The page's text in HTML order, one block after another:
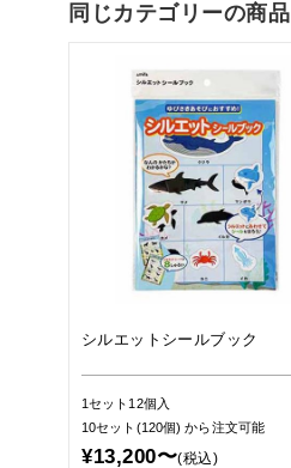
同じカテゴリーの商品
シルエットシールブック
1セット12個入
10セット(120個)から注文可能
¥13,200〜(税込)